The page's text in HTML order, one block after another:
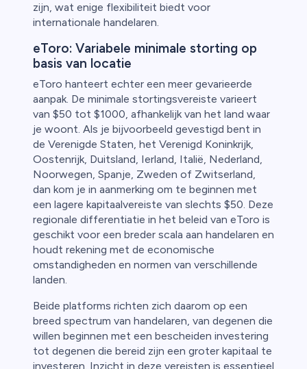
zijn, wat enige flexibiliteit biedt voor
internationale handelaren.
eToro: Variabele minimale storting op
basis van locatie
eToro hanteert echter een meer gevarieerde
aanpak. De minimale stortingsvereiste varieert
van $50 tot $1000, afhankelijk van het land waar
je woont. Als je bijvoorbeeld gevestigd bent in
de Verenigde Staten, het Verenigd Koninkrijk,
Oostenrijk, Duitsland, Ierland, Italië, Nederland,
Noorwegen, Spanje, Zweden of Zwitserland,
dan kom je in aanmerking om te beginnen met
een lagere kapitaalvereiste van slechts $50. Deze
regionale differentiatie in het beleid van eToro is
geschikt voor een breder scala aan handelaren en
houdt rekening met de economische
omstandigheden en normen van verschillende
landen.
Beide platforms richten zich daarom op een
breed spectrum van handelaren, van degenen die
willen beginnen met een bescheiden investering
tot degenen die bereid zijn een groter kapitaal te
investeren. Inzicht in deze vereisten is essentieel